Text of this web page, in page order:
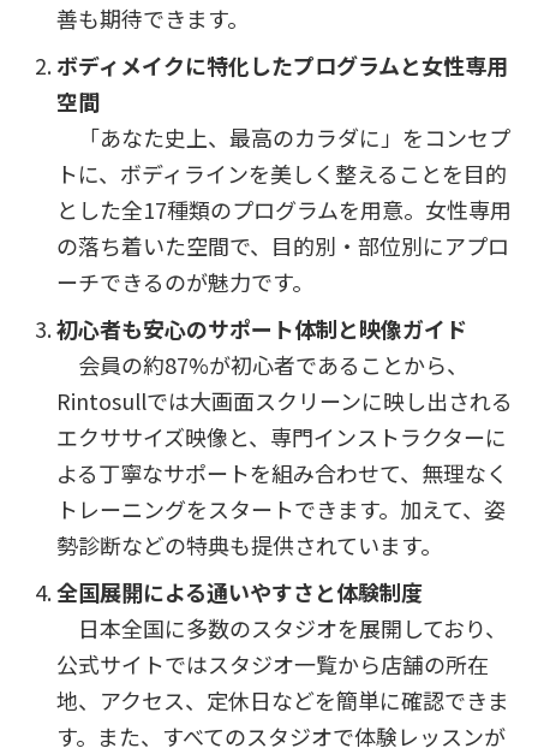
善も期待できます。
ボディメイクに特化したプログラムと女性専用
空間
「あなた史上、最高のカラダに」をコンセプ
トに、ボディラインを美しく整えることを目的
とした全17種類のプログラムを用意。女性専用
の落ち着いた空間で、目的別・部位別にアプロ
ーチできるのが魅力です。
初心者も安心のサポート体制と映像ガイド
会員の約87%が初心者であることから、
Rintosullでは大画面スクリーンに映し出される
エクササイズ映像と、専門インストラクターに
よる丁寧なサポートを組み合わせて、無理なく
トレーニングをスタートできます。加えて、姿
勢診断などの特典も提供されています。
全国展開による通いやすさと体験制度
日本全国に多数のスタジオを展開しており、
公式サイトではスタジオ一覧から店舗の所在
地、アクセス、定休日などを簡単に確認できま
す。また、すべてのスタジオで体験レッスンが